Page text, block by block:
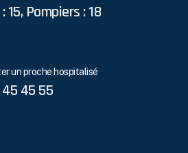
15, Pompiers : 18
un proche hospitalisé
45 55